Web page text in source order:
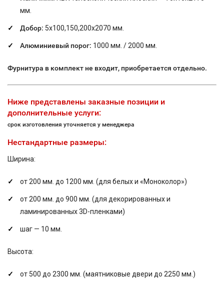
мм.
Добор: 5х100,150,200х2070 мм.
Алюминиевый порог: 1000 мм. / 2000 мм.
Фурнитура в комплект не входит, приобретается отдельно.
Ниже представлены заказные позиции и
дополнительные услуги:
срок изготовления уточняется у менеджера
Нестандартные размеры:
Ширина:
от 200 мм. до 1200 мм. (для белых и «Моноколор»)
от 200 мм. до 900 мм. (для декорированных и
ламинированных 3D-пленками)
шаг — 10 мм.
Высота:
от 500 до 2300 мм. (маятниковые двери до 2250 мм.)